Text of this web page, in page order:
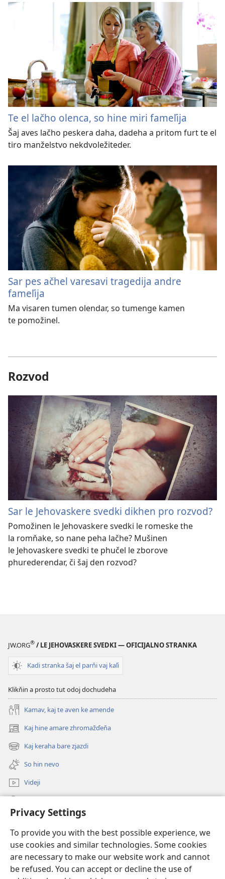
Privacy Settings
To provide you with the best possible experience, we
use cookies and similar technologies. Some cookies
are necessary to make our website work and cannot
be refused. You can accept or decline the use of
Te el lačho olenca, so hine miri fameľija
Šaj aves lačho peskera daha, dadeha a pritom furt te el
tiro manželstvo nekdvoležiteder.
Sar pes ačhel varesavi tragedija andre
fameľija
Ma visaren tumen olendar, so tumenge kamen
te pomožinel.
Rozvod
Sar le Jehovaskere svedki dikhen pro rozvod?
Pomožinen le Jehovaskere svedki le romeske the
la romňake, so nane peha lačhe? Mušinen
le Jehovaskere svedki te phučel le zborove
phurederendar, či šaj den rozvod?
JW.ORG® / LE JEHOVASKERE SVEDKI — OFICIJALNO STRANKA
Kadi stranka šaj el parňi vaj kaľi
Klikňin a prosto tut odoj dochudeha
Kamav, kaj te aven ke amende
Kaj hine amare zhromažďeňa
(opens
new
window)
Kaj keraha bare zjazdi
(opens
new
window)
So hin nevo
Videji
(opens
window)ONLINE KŇIŽŇICA - E Stražno veža
(opens
new
JW Hub ®